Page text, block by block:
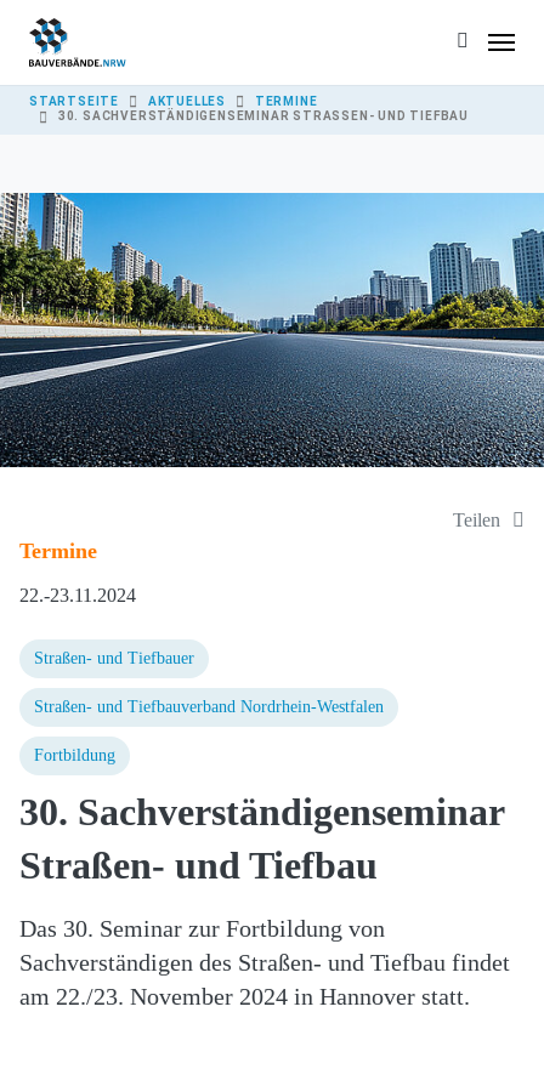
YOU ARE HERE:
STARTSEITE AKTUELLES
TERMINE
30. SACHVERSTÄNDIGENSEMINAR STRASSEN- UND TIEFBAU
Teilen
Termine
22.-23.11.2024
Straßen- und Tiefbauer
Straßen- und Tiefbauverband Nordrhein-Westfalen
Fortbildung
30. Sachverständigenseminar
Straßen- und Tiefbau
Das 30. Seminar zur Fortbildung von
Sachverständigen des Straßen- und Tiefbau findet
am 22./23. November 2024 in Hannover statt.